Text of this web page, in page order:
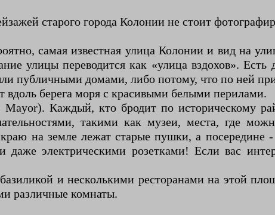
старого города Колонии не стоит
самая известная улица Колонии и вид на
улицы переводится как «улица вздохов».
публичными домами, либо потому, что по ней
вдоль берега моря с красивыми белыми перилами.
Каждый, кто бродит по историческому
такими как музеи, места, где
на земле лежат старые пушки, а посередине
даже электрическими розетками! Если вас
и несколькими ресторанами на этой
различные комнаты.